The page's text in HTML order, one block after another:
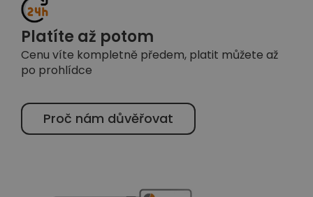
Platíte až potom
Cenu víte kompletně předem, platit můžete až
po prohlídce
Proč nám důvěřovat